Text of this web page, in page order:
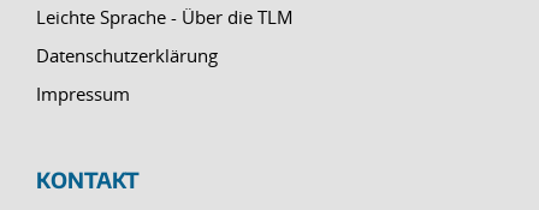
Leichte Sprache - Über die TLM
Datenschutzerklärung
Impressum
KONTAKT